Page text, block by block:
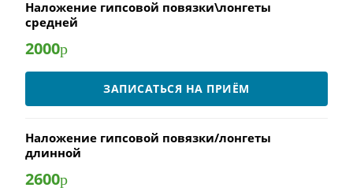
Наложение гипсовой повязки\лонгеты
средней
2000р
ЗАПИСАТЬСЯ НА ПРИЁМ
Наложение гипсовой повязки/лонгеты
длинной
2600р